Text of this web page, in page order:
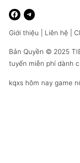
Giới thiệu Liên hệ
Bản Quyền © 2025
tuyến miễn phí dành
kqxs hôm nay game